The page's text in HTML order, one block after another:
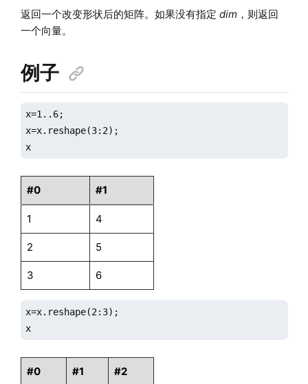
返回一个改变形状后的矩阵。如果没有指定 dim，则返回
一个向量。
例子
x=1..6;
x=x.reshape(3:2);
x
#0 #1
1 4
2 5
3 6
x=x.reshape(2:3);
x
#0 #1 #2